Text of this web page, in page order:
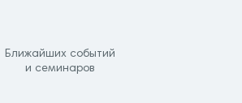
Ближайших событий
и семинаров